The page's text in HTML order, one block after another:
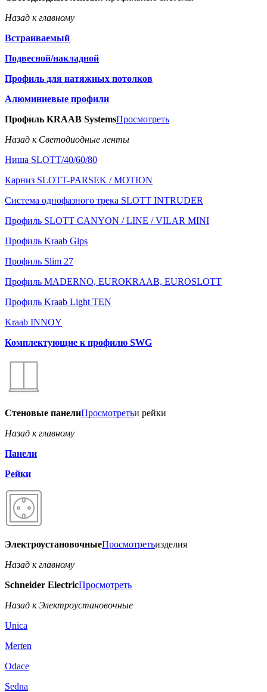
Назад к главному
Встраиваемый
Подвесной/накладной
Профиль для натяжных потолков
Алюминиевые профили
Профиль KRAAB SystemsПросмотреть
Назад к Светодиодные ленты
Ниша SLOTT/40/60/80
Карниз SLOTT-PARSEK / MOTION
Система однофазного трека SLOTT INTRUDER
Профиль SLOTT CANYON / LINE / VILAR MINI
Профиль Kraab Gips
Профиль Slim 27
Профиль MADERNO, EUROKRAAB, EUROSLOTT
Профиль Kraab Light TEN
Kraab INNOY
Комплектующие к профилю SWG
Стеновые панелиПросмотретьи рейки
Назад к главному
Панели
Рейки
ЭлектроустановочныеПросмотретьизделия
Назад к главному
Schneider ElectricПросмотреть
Назад к Электроустановочные
Unica
Merten
Odace
Sedna